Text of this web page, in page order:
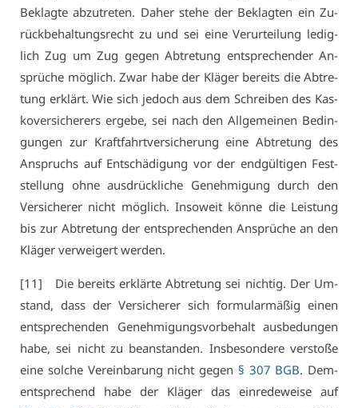
Be­klag­te ab­zu­tre­ten. Da­her ste­he der Be­klag­ten ein Zu­
rück­be­hal­tungs­recht zu und sei ei­ne Ver­ur­tei­lung le­dig­
lich Zug um Zug ge­gen Ab­tre­tung ent­spre­chen­der An­
sprü­che mög­lich. Zwar ha­be der Klä­ger be­reits die Ab­tre­
tung er­klärt. Wie sich je­doch aus dem Schrei­ben des Kas­
ko­ver­si­che­rers er­ge­be, sei nach den All­ge­mei­nen Be­din­
gun­gen zur Kraft­fahrt­ver­si­che­rung ei­ne Ab­tre­tung des
An­spruchs auf Ent­schä­di­gung vor der end­gül­ti­gen Fest­
stel­lung oh­ne aus­drück­li­che Ge­neh­mi­gung durch den
Ver­si­che­rer nicht mög­lich. In­so­weit kön­ne die Leis­tung
bis zur Ab­tre­tung der ent­spre­chen­den An­sprü­che an den
Klä­ger ver­wei­gert wer­den.
[11] Die be­reits er­klär­te Ab­tre­tung sei nich­tig. Der Um­
stand, dass der Ver­si­che­rer sich for­mu­lar­mä­ßig ei­nen
ent­spre­chen­den Ge­neh­mi­gungs­vor­be­halt aus­be­dun­gen
ha­be, sei nicht zu be­an­stan­den. Ins­be­son­de­re ver­sto­ße
ei­ne sol­che Ver­ein­ba­rung nicht ge­gen § 307 BGB. Dem­
entspre­chend ha­be der Klä­ger das ein­re­de­wei­se auf